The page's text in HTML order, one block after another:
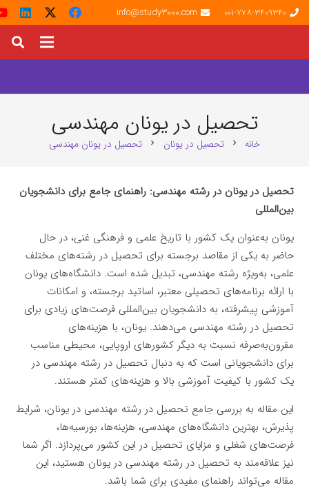
001-778-3409340
info@study3000.com
تحصیل در یونان مهندسی
خانه chevron_right تحصیل در یونان chevron_right تحصیل در یونان مهندسی
تحصیل در یونان در رشته مهندسی: راهنمای جامع برای دانشجویان
بین‌المللی
یونان به‌عنوان یک کشور با تاریخ علمی و فرهنگی غنی، در حال
حاضر به یکی از مقاصد برجسته برای تحصیل در رشته‌های مختلف
علمی، به‌ویژه رشته مهندسی، تبدیل شده است. دانشگاه‌های یونان
با ارائه برنامه‌های تحصیلی معتبر، اساتید برجسته، و امکانات
آموزشی پیشرفته، به دانشجویان بین‌المللی فرصت‌های زیادی برای
تحصیل در رشته مهندسی می‌دهند. یونان، با هزینه‌های
مقرون‌به‌صرفه نسبت به دیگر کشورهای اروپایی، محیطی مناسب
برای دانشجویانی است که به دنبال تحصیل در رشته مهندسی در
یک کشور با کیفیت آموزشی بالا و هزینه‌های کمتر هستند.
این مقاله به بررسی جامع تحصیل در رشته مهندسی در یونان، شرایط
پذیرش، بهترین دانشگاه‌های مهندسی، هزینه‌ها، بورسیه‌ها،
فرصت‌های شغلی و مزایای تحصیل در این کشور می‌پردازد. اگر شما
نیز علاقه‌مند به تحصیل در رشته مهندسی در یونان هستید، این
مقاله می‌تواند راهنمای مفیدی برای شما باشد.